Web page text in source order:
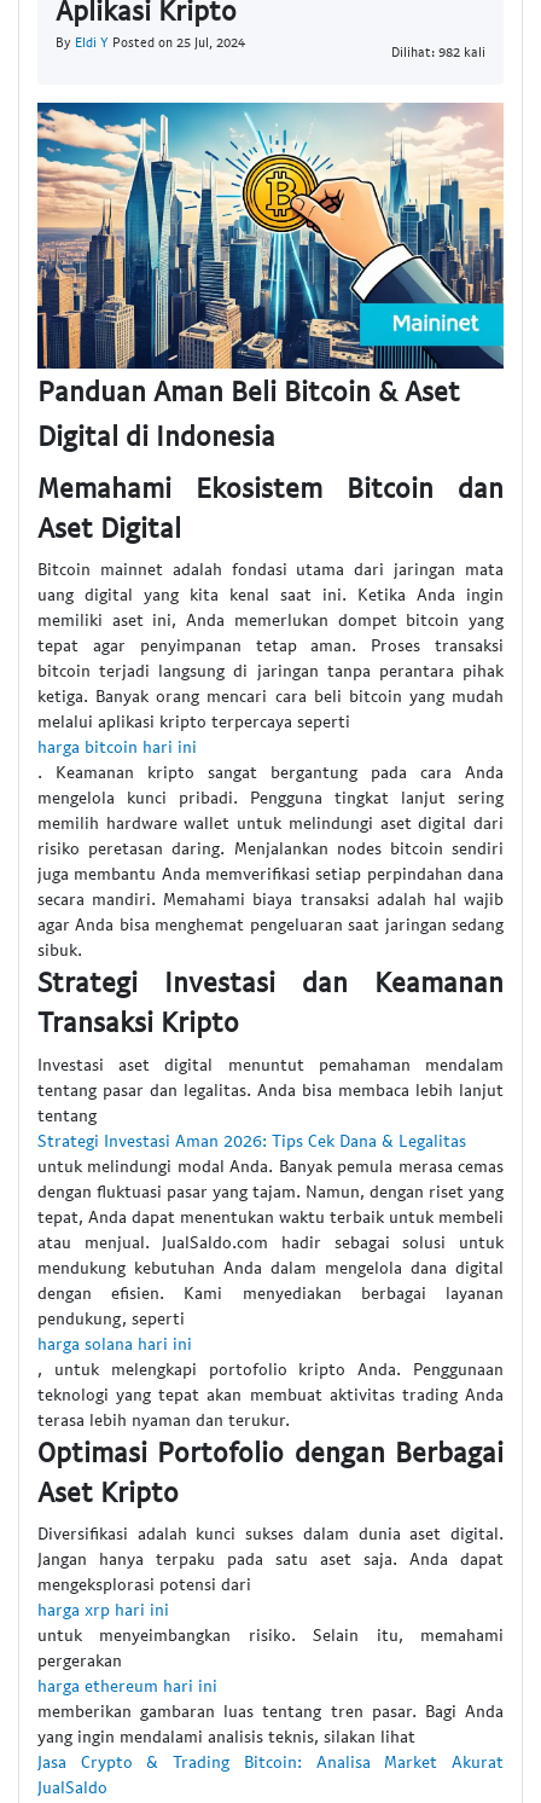
Aplikasi Kripto
By Eldi Y Posted on 25 Jul, 2024
Dilihat: 982 kali
Panduan Aman Beli Bitcoin & Aset
Digital di Indonesia
Memahami Ekosistem Bitcoin dan
Aset Digital
Bitcoin mainnet adalah fondasi utama dari jaringan mata
uang digital yang kita kenal saat ini. Ketika Anda ingin
memiliki aset ini, Anda memerlukan dompet bitcoin yang
tepat agar penyimpanan tetap aman. Proses transaksi
bitcoin terjadi langsung di jaringan tanpa perantara pihak
ketiga. Banyak orang mencari cara beli bitcoin yang mudah
melalui aplikasi kripto terpercaya seperti
harga bitcoin hari ini
. Keamanan kripto sangat bergantung pada cara Anda
mengelola kunci pribadi. Pengguna tingkat lanjut sering
memilih hardware wallet untuk melindungi aset digital dari
risiko peretasan daring. Menjalankan nodes bitcoin sendiri
juga membantu Anda memverifikasi setiap perpindahan dana
secara mandiri. Memahami biaya transaksi adalah hal wajib
agar Anda bisa menghemat pengeluaran saat jaringan sedang
sibuk.
Strategi Investasi dan Keamanan
Transaksi Kripto
Investasi aset digital menuntut pemahaman mendalam
tentang pasar dan legalitas. Anda bisa membaca lebih lanjut
tentang
Strategi Investasi Aman 2026: Tips Cek Dana & Legalitas
untuk melindungi modal Anda. Banyak pemula merasa cemas
dengan fluktuasi pasar yang tajam. Namun, dengan riset yang
tepat, Anda dapat menentukan waktu terbaik untuk membeli
atau menjual. JualSaldo.com hadir sebagai solusi untuk
mendukung kebutuhan Anda dalam mengelola dana digital
dengan efisien. Kami menyediakan berbagai layanan
pendukung, seperti
harga solana hari ini
, untuk melengkapi portofolio kripto Anda. Penggunaan
teknologi yang tepat akan membuat aktivitas trading Anda
terasa lebih nyaman dan terukur.
Optimasi Portofolio dengan Berbagai
Aset Kripto
Diversifikasi adalah kunci sukses dalam dunia aset digital.
Jangan hanya terpaku pada satu aset saja. Anda dapat
mengeksplorasi potensi dari
harga xrp hari ini
untuk menyeimbangkan risiko. Selain itu, memahami
pergerakan
harga ethereum hari ini
memberikan gambaran luas tentang tren pasar. Bagi Anda
yang ingin mendalami analisis teknis, silakan lihat
Jasa Crypto & Trading Bitcoin: Analisa Market Akurat
JualSaldo